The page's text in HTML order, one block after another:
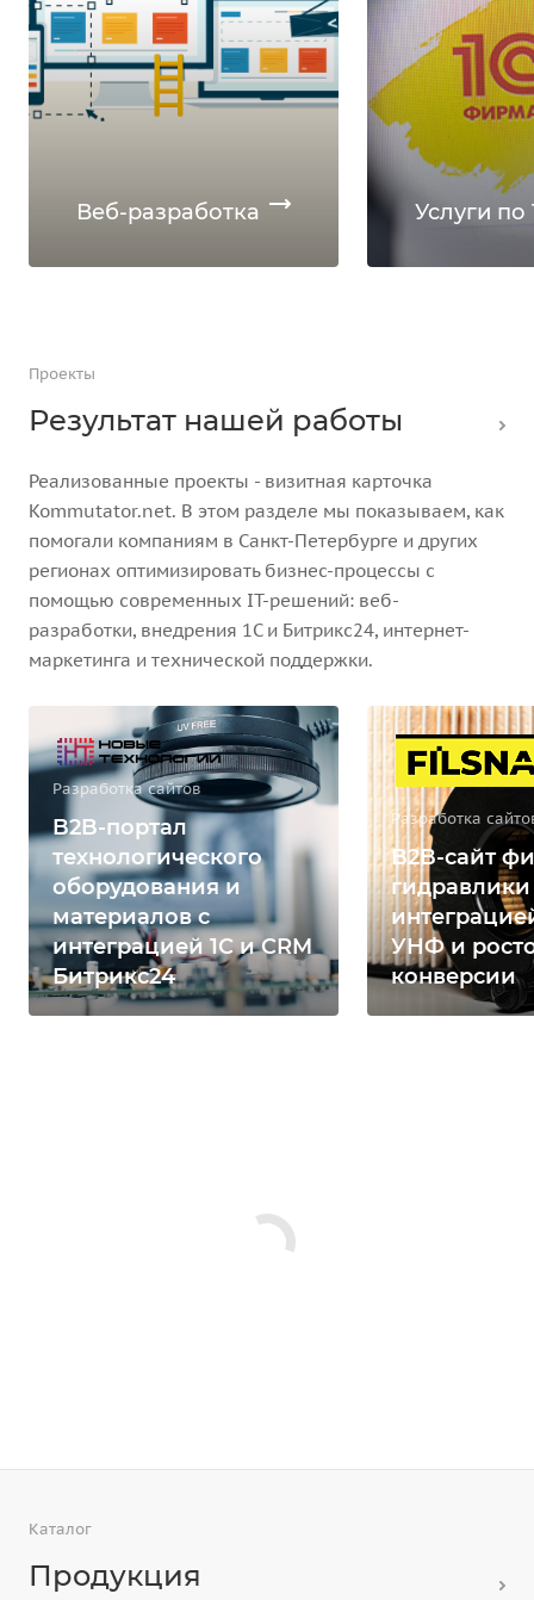
Веб-разработка Услуги по
Проекты
Результат нашей работы
Реализованные проекты - визитная карточка
Kommutator.net. В этом разделе мы показываем, как
помогали компаниям в Санкт-Петербурге и других
регионах оптимизировать бизнес-процессы с
помощью современных IT-решений: веб-
разработки, внедрения 1С и Битрикс24, интернет-
маркетинга и технической поддержки.
Разработка сайтов
B2B-портал
технологического
оборудования и
материалов с
интеграцией 1С и CRM
Битрикс24
Разработка
B2B-сайт
гидравлики
УНФ и
конверсии
Каталог
Продукция